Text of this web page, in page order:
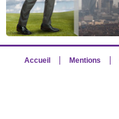
Accueil Mentions